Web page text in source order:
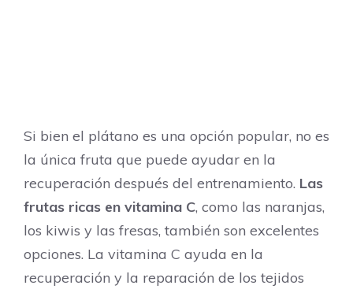
Si bien el plátano es una opción popular, no es
la única fruta que puede ayudar en la
recuperación después del entrenamiento. Las
frutas ricas en vitamina C, como las naranjas,
los kiwis y las fresas, también son excelentes
opciones. La vitamina C ayuda en la
recuperación y la reparación de los tejidos